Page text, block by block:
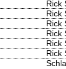
Rick
Rick
Rick
Rick
Rick
Rick